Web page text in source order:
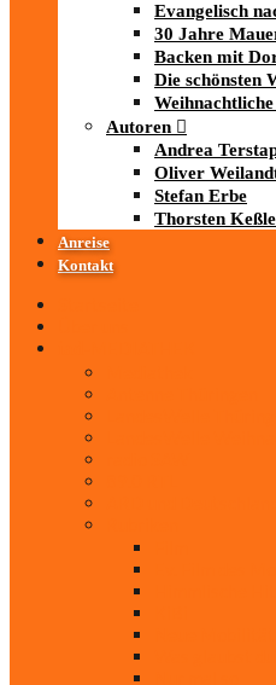
Evangelisch
30 Jahre
Backen mit
Die schönsten
Autoren
Andrea
Oliver
Stefan Erbe
Thorsten
Anreise
Kontakt